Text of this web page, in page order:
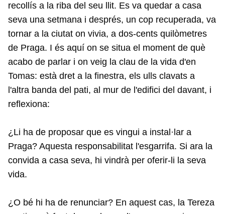
recollís a la riba del seu llit. Es va quedar a casa
seva una setmana i després, un cop recuperada, va
tornar a la ciutat on vivia, a dos-cents quilòmetres
de Praga. I és aquí on se situa el moment de què
acabo de parlar i on veig la clau de la vida d'en
Tomas: està dret a la finestra, els ulls clavats a
l'altra banda del pati, al mur de l'edifici del davant, i
reflexiona:
¿Li ha de proposar que es vingui a instal·lar a
Praga? Aquesta responsabilitat l'esgarrifa. Si ara la
convida a casa seva, hi vindrà per oferir-li la seva
vida.
¿O bé hi ha de renunciar? En aquest cas, la Tereza